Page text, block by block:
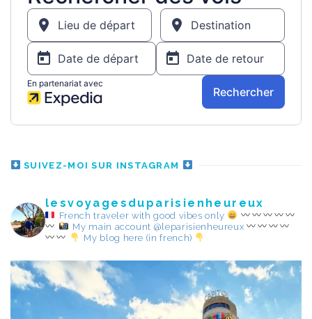
SUIVEZ-MOI SUR INSTAGRAM
lesvoyagesduparisienheureux
French traveler with good vibes only
My main account @leparisienheureux
My blog here (in french)